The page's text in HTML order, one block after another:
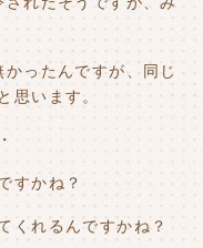
ったんですが、同じ
思います。
すかね？
くれるんですかね？